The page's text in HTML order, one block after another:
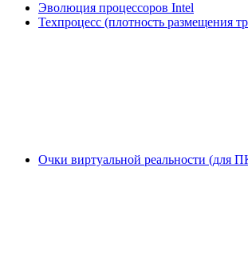
Эволюция процессоров Intel
Техпроцесс (плотность размещения
Очки виртуальной реальности (для